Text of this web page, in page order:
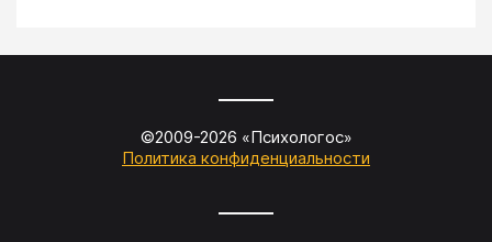
©2009-2026 «Психологос»
Политика конфиденциальности